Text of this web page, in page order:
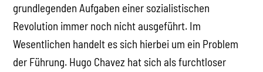
grundlegenden Aufgaben einer sozialistischen
Revolution immer noch nicht ausgeführt. Im
Wesentlichen handelt es sich hierbei um ein Problem
der Führung. Hugo Chavez hat sich als furchtloser